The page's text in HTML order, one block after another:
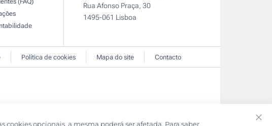
Rua Afonso Praça, 30
1495-061 Lisboa
Política de cookies Mapa do site Contacto
opcionais, a mesma poderá ser afetada. Para saber